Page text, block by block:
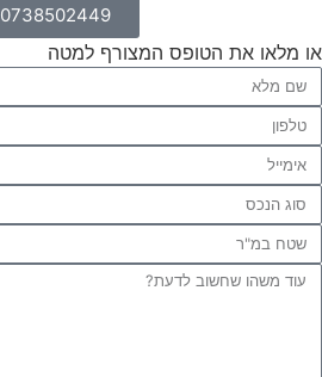
0738502449
או מלאו את הטופס המצורף למטה